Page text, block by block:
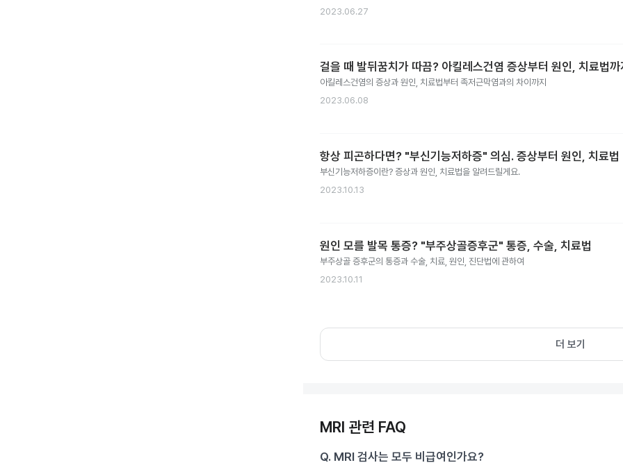
2023.06.27
걸을 때 발뒤꿈치가 따끔? 아킬레스건염 증상부터 원인, 치료법까
아킬레스건염의 증상과 원인, 치료법부터 족저근막염과의 차이까지
2023.06.08
항상 피곤하다면? "부신기능저하증" 의심. 증상부터 원인, 치료법
부신기능저하증이란? 증상과 원인, 치료법을 알려드릴게요.
2023.10.13
원인 모를 발목 통증? "부주상골증후군" 통증, 수술, 치료법
부주상골 증후군의 통증과 수술, 치료, 원인, 진단법에 관하여
2023.10.11
더 보기
MRI 관련 FAQ
Q. MRI 검사는 모두 비급여인가요?